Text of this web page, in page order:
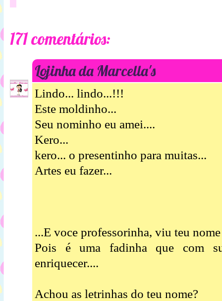
171 comentários:
Lojinha da Marcella's
Lindo... lindo...!!!
Este moldinho...
Seu nominho eu amei....
Kero...
kero... o presentinho para muitas...
Artes eu fazer...
...E voce professorinha, viu teu nome
Pois é uma fadinha que com
enriquecer....
Achou as letrinhas do teu nome?